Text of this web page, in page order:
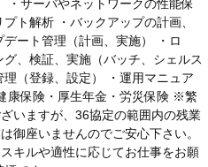
・サーバやネットワークの性能保
ト解析 ・バックアップの計画、
ート管理（計画、実施） ・ロ
、検証、実施（バッチ、シェルス
（登録、設定） ・運用マニュア
康保険・厚生年金・労災保険 ※繁
いますが、36協定の範囲内の残業
御座いませんのでご安心下さい。
キルや適性に応じてお仕事をお願